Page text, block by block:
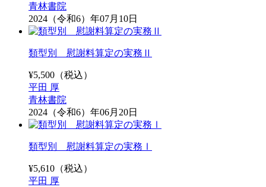
青林書院
2024（令和6）年07月10日
類型別 慰謝料算定の実務Ⅱ
¥5,500 （税込）
平田 厚
青林書院
2024（令和6）年06月20日
類型別 慰謝料算定の実務Ⅰ
¥5,610 （税込）
平田 厚